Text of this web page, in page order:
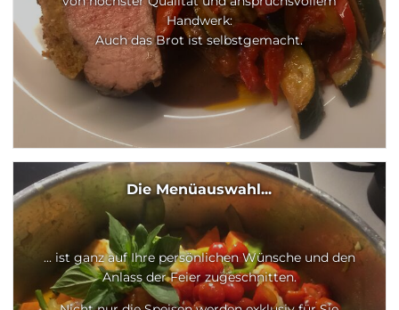
Handwerk:
Auch das Brot ist selbstgemacht.
Die Menüauswahl...
... ist ganz auf Ihre persönlichen Wünsche und den
Anlass der Feier zugeschnitten.